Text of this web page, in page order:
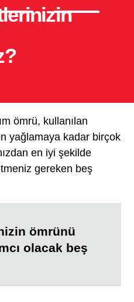
ömrü, kullanılan
yağlamaya kadar birçok
en iyi şekilde
gereken beş
ömrünü
olacak beş